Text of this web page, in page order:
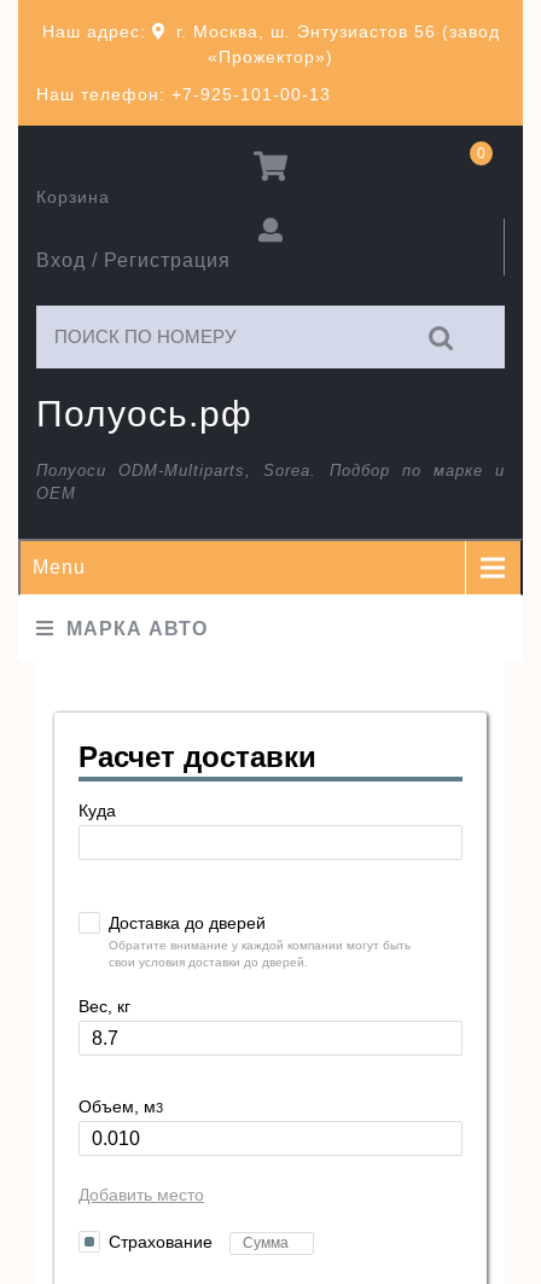
Наш телефон: +7-925-101-00-13
Наш адрес:
г. Москва, ш. Энтузиастов 56 (завод
«Прожектор»)
Полуось.рф
Полуоси ODM-Multiparts, Sorea. Подбор по марке и
ОЕМ
Вход / Регистрация
Корзина
0
Menu
МАРКА АВТО
Расчет доставки
Куда
Доставка до дверей
Обратите внимание у каждой компании могут быть
свои условия доставки до дверей.
Вес, кг
Объем, м3
Добавить место
Страхование